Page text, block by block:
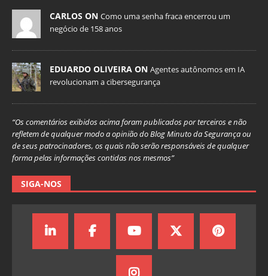
CARLOS ON Como uma senha fraca encerrou um
negócio de 158 anos
EDUARDO OLIVEIRA ON Agentes autônomos em IA
revolucionam a cibersegurança
“Os comentários exibidos acima foram publicados por terceiros e não
refletem de qualquer modo a opinião do Blog Minuto da Segurança ou
de seus patrocinadores, os quais não serão responsáveis de qualquer
forma pelas informações contidas nos mesmos”
SIGA-NOS